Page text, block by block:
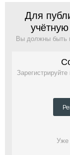
Для
Вы должны быть
Уже